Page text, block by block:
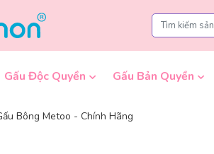
Gấu Độc Quyền Gấu Bản Quyền
Bông Metoo - Chính Hãng